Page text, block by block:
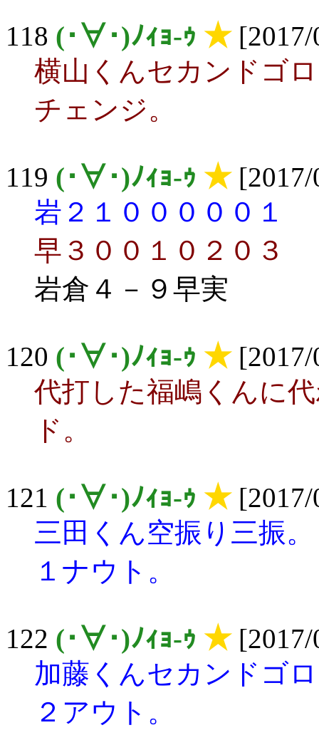
118 (･∀･)ﾉｨｮ-ｩ ★[2017/
横山くんセカンドゴ
チェンジ。
119 (･∀･)ﾉｨｮ-ｩ ★[2017/
岩２１０００００１
早３００１０２０３
岩倉４－９早実
120 (･∀･)ﾉｨｮ-ｩ ★[2017/
代打した福嶋くんに
ド。
121 (･∀･)ﾉｨｮ-ｩ ★[2017/
三田くん空振り三振。
１ナウト。
122 (･∀･)ﾉｨｮ-ｩ ★[2017/
加藤くんセカンドゴ
２アウト。